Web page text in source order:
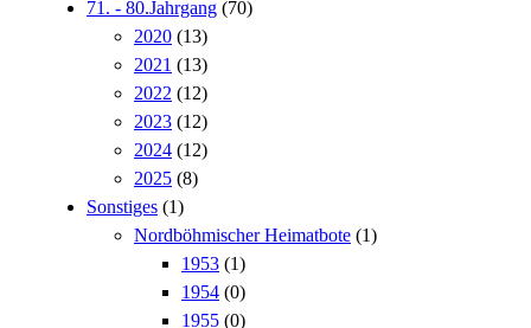
71. - 80.Jahrgang (70)
2020 (13)
2021 (13)
2022 (12)
2023 (12)
2024 (12)
2025 (8)
Sonstiges (1)
Nordböhmischer Heimatbote (1)
1953 (1)
1954 (0)
1955 (0)